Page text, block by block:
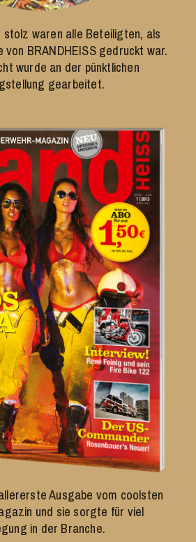
waren alle Beteiligten, als
BRANDHEISS gedruckt war.
wurde an der pünktlichen
gearbeitet.
Ausgabe vom coolsten
und sie sorgte für viel
in der Branche.